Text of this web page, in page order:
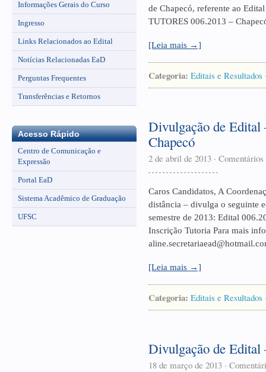
Informações Gerais do Curso
Ingresso
Links Relacionados ao Edital
Notícias Relacionadas EaD
Perguntas Frequentes
Transferências e Retornos
Acesso Rápido
Centro de Comunicação e
Expressão
Portal EaD
Sistema Acadêmico de Graduação
UFSC
de Chapecó, referente ao
TUTORES 006.2013 –
[Leia mais →]
Categoria: Editais e Resultados
Divulgação de Edital
Chapecó
2 de abril de 2013 ·
Caros Candidatos, A
distância – divulga o seguinte
semestre de 2013: Edital
Inscrição Tutoria Para mais
[Leia mais →]
Categoria: Editais e Resultados
Divulgação de Edital
18 de março de 2013 ·